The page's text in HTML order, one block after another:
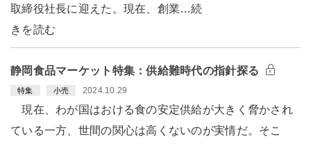
取締役社長に迎えた。現在、創業…続
きを読む
静岡食品マーケット特集：供給難時代の指針探る
特集 小売 2024.10.29
現在、わが国はおける食の安定供給が大きく脅かされ
ている一方、世間の関心は高くないのが実情だ。そこ